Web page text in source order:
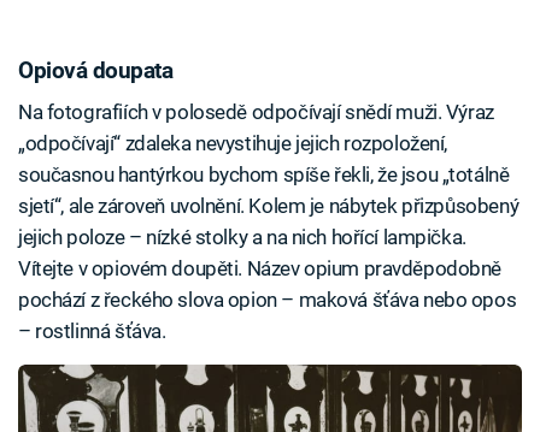
Opiová doupata
Na fotografiích v polosedě odpočívají snědí muži. Výraz
„odpočívají“ zdaleka nevystihuje jejich rozpoložení,
současnou hantýrkou bychom spíše řekli, že jsou „totálně
sjetí“, ale zároveň uvolnění. Kolem je nábytek přizpůsobený
jejich poloze – nízké stolky a na nich hořící lampička.
Vítejte v opiovém doupěti. Název opium pravděpodobně
pochází z řeckého slova opion – maková šťáva nebo opos
– rostlinná šťáva.